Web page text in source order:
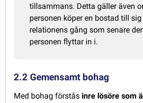
tillsammans. Detta gäller även
personen köper en bostad till
relationens gång som senare
personen flyttar in i.
2.2 Gemensamt bohag
Med bohag förstås inre lösöre som